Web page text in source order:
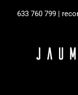
633 760 799 |